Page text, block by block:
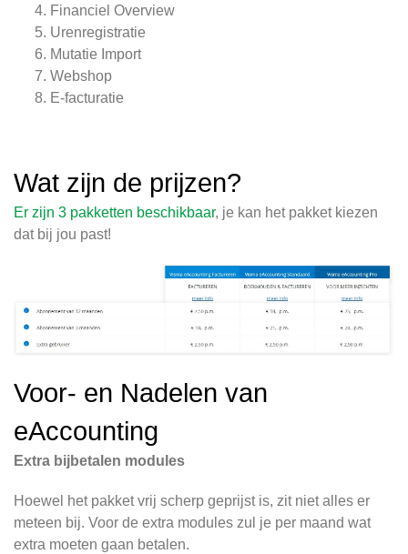
Financiel Overview
Urenregistratie
Mutatie Import
Webshop
E-facturatie
Wat zijn de prijzen?
Er zijn 3 pakketten beschikbaar, je kan het pakket kiezen
dat bij jou past!
Voor- en Nadelen van
eAccounting
Extra bijbetalen modules
Hoewel het pakket vrij scherp geprijst is, zit niet alles er
meteen bij. Voor de extra modules zul je per maand wat
extra moeten gaan betalen.